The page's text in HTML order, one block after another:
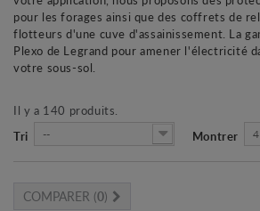
pour les forages ainsi que des coffrets de
flotteurs d'une cuve d'assainissement. La
Plexo de Legrand pour amener l'électricité
votre sous-sol.
Il y a 140 produits.
Tri
-- Montrer
COMPARER (0)